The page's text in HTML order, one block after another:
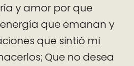
y amor por que
que emanan y
que sintió mi
Que no desea